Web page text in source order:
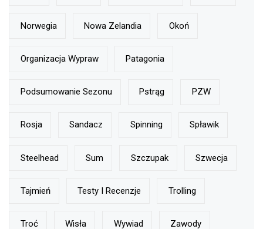
Norwegia Nowa Zelandia Okoń
Organizacja Wypraw Patagonia
Podsumowanie Sezonu Pstrąg PZW
Rosja Sandacz Spinning Spławik
Steelhead Sum Szczupak Szwecja
Tajmień Testy I Recenzje Trolling
Troć Wisła Wywiad Zawody